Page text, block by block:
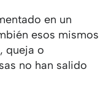
en un
esos mismos
queja o
no han salido